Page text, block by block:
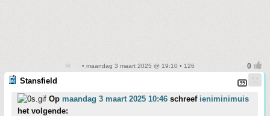
• maandag 3 maart 2025 @ 19:10 • 126
Stansfield
Op maandag 3 maart 2025 10:46 schreef ieniminimuis
het volgende: